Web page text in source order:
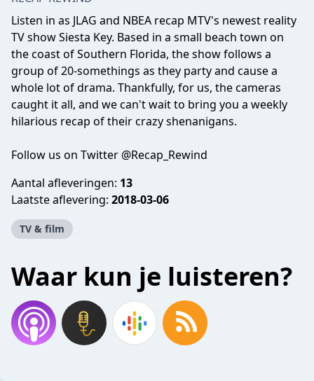
Listen in as JLAG and NBEA recap MTV's newest reality
TV show Siesta Key. Based in a small beach town on
the coast of Southern Florida, the show follows a
group of 20-somethings as they party and cause a
whole lot of drama. Thankfully, for us, the cameras
caught it all, and we can't wait to bring you a weekly
hilarious recap of their crazy shenanigans.
Follow us on Twitter @Recap_Rewind
Aantal afleveringen: 13
Laatste aflevering: 2018-03-06
TV & film
Waar kun je luisteren?